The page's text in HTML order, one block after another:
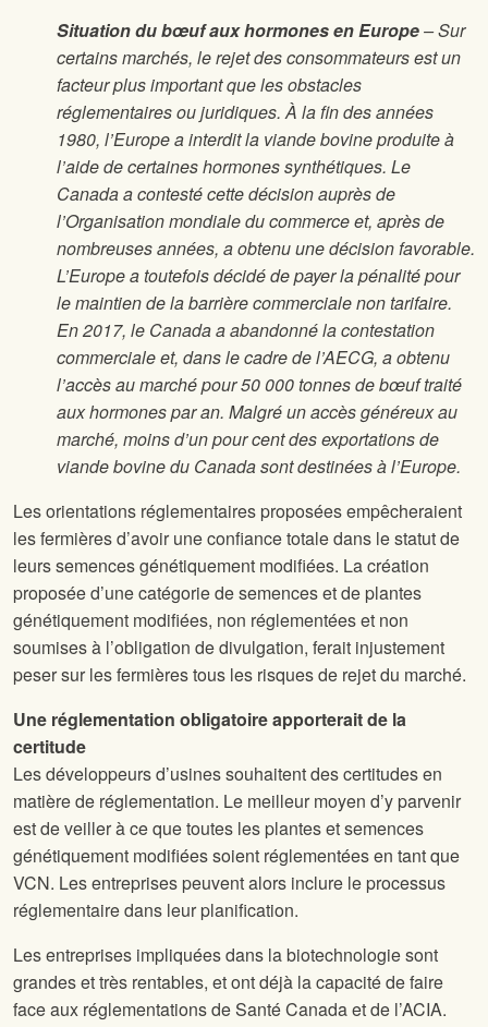
Situation du bœuf aux hormones en Europe– Sur
certains marchés, le rejet des consommateurs est un
facteur plus important que les obstacles
réglementaires ou juridiques. À la fin des années
1980, l’Europe a interdit la viande bovine produite à
l’aide de certaines hormones synthétiques. Le
Canada a contesté cette décision auprès de
l’Organisation mondiale du commerce et, après de
nombreuses années, a obtenu une décision favorable.
L’Europe a toutefois décidé de payer la pénalité pour
le maintien de la barrière commerciale non tarifaire.
En 2017, le Canada a abandonné la contestation
commerciale et, dans le cadre de l’AECG, a obtenu
l’accès au marché pour 50 000 tonnes de bœuf traité
aux hormones par an. Malgré un accès généreux au
marché, moins d’un pour cent des exportations de
viande bovine du Canada sont destinées à l’Europe.
Les orientations réglementaires proposées empêcheraient
les fermières d’avoir une confiance totale dans le statut de
leurs semences génétiquement modifiées. La création
proposée d’une catégorie de semences et de plantes
génétiquement modifiées, non réglementées et non
soumises à l’obligation de divulgation, ferait injustement
peser sur les fermières tous les risques de rejet du marché.
Une réglementation obligatoire apporterait de la
certitude
Les développeurs d’usines souhaitent des certitudes en
matière de réglementation. Le meilleur moyen d’y parvenir
est de veiller à ce que toutes les plantes et semences
génétiquement modifiées soient réglementées en tant que
VCN. Les entreprises peuvent alors inclure le processus
réglementaire dans leur planification.
Les entreprises impliquées dans la biotechnologie sont
grandes et très rentables, et ont déjà la capacité de faire
face aux réglementations de Santé Canada et de l’ACIA.